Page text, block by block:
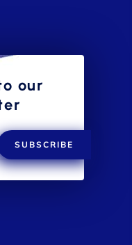
our
SUBSCRIBE